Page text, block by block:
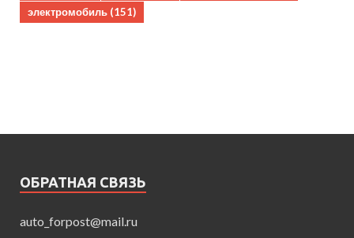
электромобиль (151)
ОБРАТНАЯ СВЯЗЬ
auto_forpost@mail.ru